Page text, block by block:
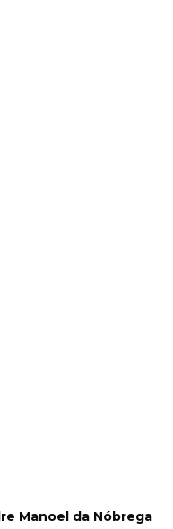
Manoel da Nóbrega